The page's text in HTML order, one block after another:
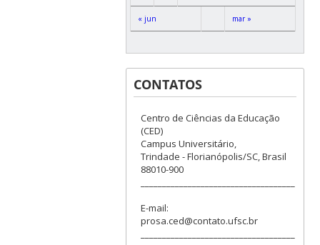
« jun mar »
CONTATOS
Centro de Ciências da Educação
(CED)
Campus Universitário,
Trindade - Florianópolis/SC, Brasil
88010-900
E-mail:
prosa.ced@contato.ufsc.br